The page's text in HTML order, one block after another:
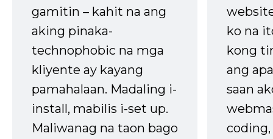
gamitin – kahit na ang
aking pinaka-
technophobic na mga
kliyente ay kayang
pamahalaan. Madaling i-
install, mabilis i-set up.
Maliwanag na taon bago
ko na
kong
ang
saan